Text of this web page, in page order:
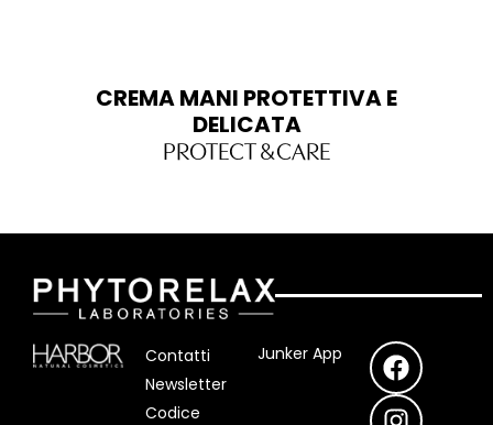
CREMA MANI PROTETTIVA E
DELICATA
PROTECT & CARE
Contatti
Newsletter
Codice
Junker App F
a
c
I
n
s
Y
o
u